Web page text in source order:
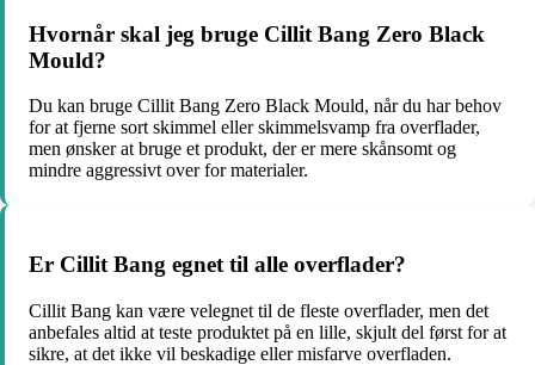
Hvornår skal jeg bruge Cillit Bang Zero Black
Mould?
Du kan bruge Cillit Bang Zero Black Mould, når du har behov
for at fjerne sort skimmel eller skimmelsvamp fra overflader,
men ønsker at bruge et produkt, der er mere skånsomt og
mindre aggressivt over for materialer.
Er Cillit Bang egnet til alle overflader?
Cillit Bang kan være velegnet til de fleste overflader, men det
anbefales altid at teste produktet på en lille, skjult del først for at
sikre, at det ikke vil beskadige eller misfarve overfladen.